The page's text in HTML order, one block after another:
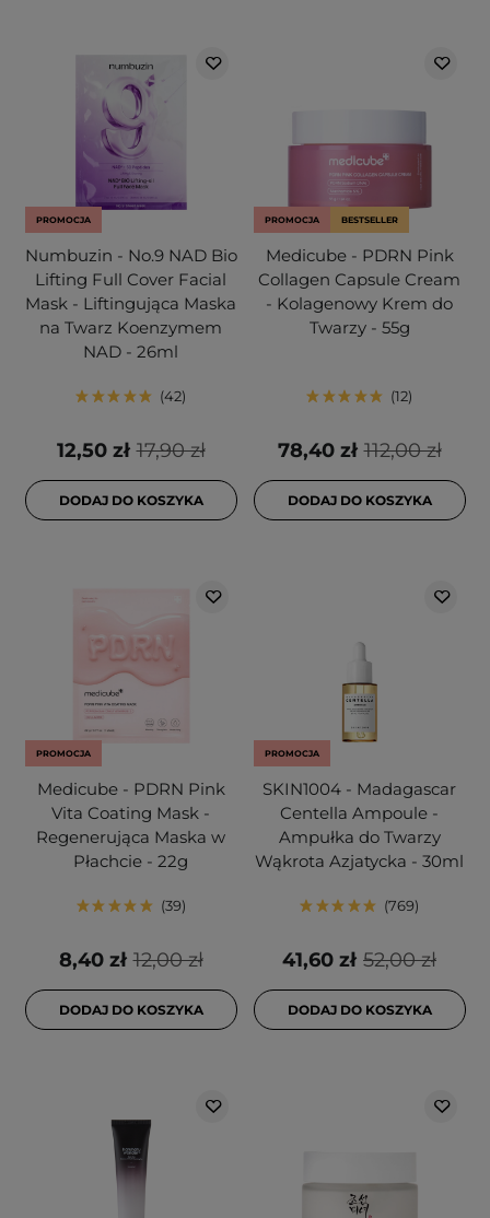
PROMOCJA
Numbuzin - No.9 NAD Bio
Lifting Full Cover Facial
Mask - Liftingująca Maska
na Twarz Koenzymem
NAD - 26ml
42
17,90 zł
12,50 zł
DODAJ DO KOSZYKA
PROMOCJA BESTSELLER
Medicube - PDRN Pink
Collagen Capsule Cream
- Kolagenowy Krem do
Twarzy - 55g
12
112,00 zł
78,40 zł
DODAJ DO KOSZYKA
PROMOCJA
Medicube - PDRN Pink
Vita Coating Mask -
Regenerująca Maska w
Płachcie - 22g
39
12,00 zł
8,40 zł
DODAJ DO KOSZYKA
PROMOCJA
SKIN1004 - Madagascar
Centella Ampoule -
Ampułka do Twarzy
Wąkrota Azjatycka - 30ml
769
52,00 zł
41,60 zł
DODAJ DO KOSZYKA